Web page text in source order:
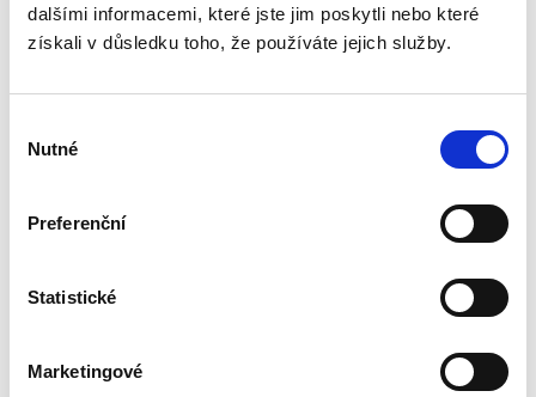
dalšími informacemi, které jste jim poskytli nebo které
získali v důsledku toho, že používáte jejich služby.
souhlasu
Nutné
Preferenční
Statistické
Marketingové
vydědění
Nová monografie se věnuje problematice
nového občanského zákoníku v roce 2014 stala
mimořádně aktuální v...